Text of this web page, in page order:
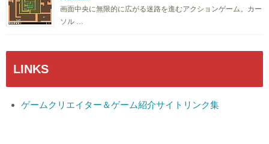
画面中央に無限的に広がる迷路を進むアクションゲーム。カー
ソル …
LINKS
ゲームクリエイター＆ゲーム紹介サイトリンク集